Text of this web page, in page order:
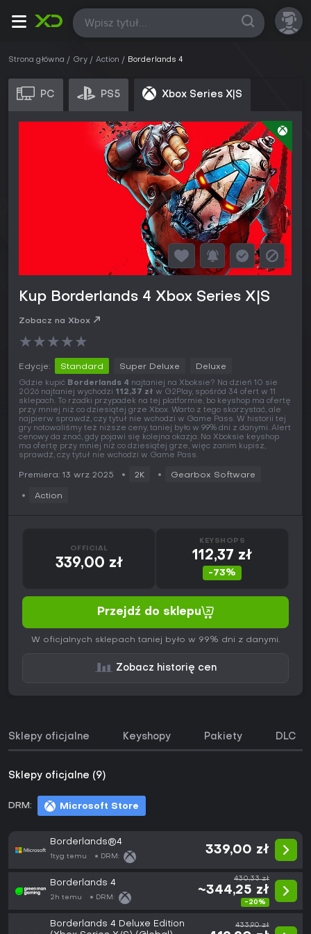
Wszystkie
Strona główna Gry Action Borderlands 4
PC PS5 Xbox Series X|S
Kup Borderlands 4 Xbox Series X|S
Zobacz na Xbox
★★★★★
Edycje: Standard Super Deluxe Deluxe
Gdzie kupić Borderlands 4 najtaniej na Xboksie? Na dzień 10 sie
2026 najtaniej wychodzi 112,37 zł w G2Play, spośród 34 ofert w 11
sklepach. To rzadki przypadek na tej platformie, bo keyshop ma ofertę
przy mniej niż co dziesiątej grze Xbox. Warto z tego skorzystać, ale
najpierw sprawdź, czy tytuł nie wchodzi w Game Pass. W historii tej
gry notowaliśmy też niższe ceny, taniej było w 99% dni z danymi. Alert
cenowy da znać, gdy pojawi się kolejna okazja. Na Xboksie keyshop
ma ofertę przy mniej niż co dziesiątej grze, więc zanim kupisz,
sprawdź, czy tytuł nie wchodzi w Game Pass.
Premiera: 13 wrz 2025 2K Gearbox Software
Action
OFFICIAL
339,00 zł
KEYSHOPS
112,37 zł
-73%
Przejdź do sklepu
W oficjalnych sklepach taniej było w 99% dni z danymi.
Zobacz historię cen
Sklepy oficjalne Keyshopy Pakiety DLC
Sklepy oficjalne (9)
DRM: Microsoft Store
Borderlands®4
1tyg temu DRM:
339,00 zł
Borderlands 4
2h temu DRM:
430,33 zł
~344,25 zł
-20%
Borderlands 4 Deluxe Edition
433,90 zł